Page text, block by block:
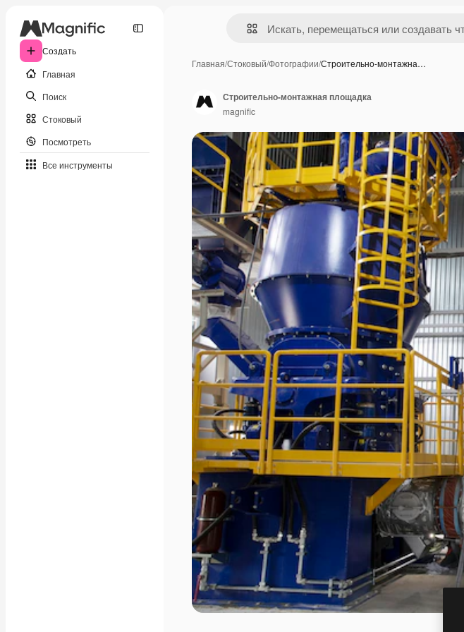
Создать
Главная
Поиск
Стоковый
Посмотреть
Все инструменты
Главная/Стоковый/Фотографии/Строительно-монтажна…
Строительно-монтажная площадка
magnific